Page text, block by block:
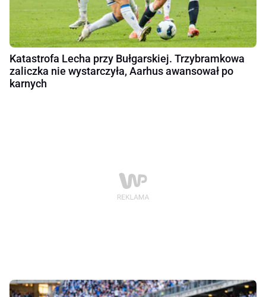
Katastrofa Lecha przy Bułgarskiej. Trzybramkowa
zaliczka nie wystarczyła, Aarhus awansował po
karnych